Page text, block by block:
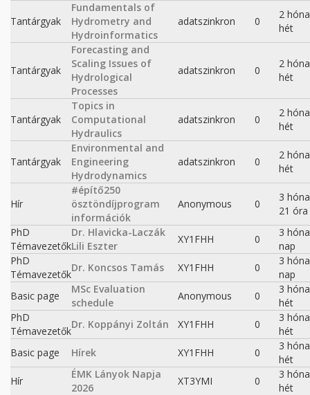
Tantárgyak
Fundamentals of
Hydrometry and
Hydroinformatics
adatszinkron 0
2
hét
Tantárgyak
Forecasting and
Scaling Issues of
Hydrological
Processes
adatszinkron 0
2
hét
Tantárgyak
Topics in
Computational
Hydraulics
adatszinkron 0
2
hét
Tantárgyak
Environmental and
Engineering
Hydrodynamics
adatszinkron 0
2
hét
Hír
#építő250
ösztöndíjprogram
információk
Anonymous 0
3
21 óra
PhD
Témavezetők
Dr. Hlavicka-Laczák
Lili Eszter
XY1FHH 0
3
nap
PhD
Témavezetők
Dr. Koncsos Tamás XY1FHH 0
3
nap
Basic page
MSc Evaluation
schedule
Anonymous 0
3
hét
PhD
Témavezetők
Dr. Koppányi Zoltán XY1FHH 0
3
hét
Basic page
Hírek XY1FHH 0
3
hét
Hír
ÉMK Lányok Napja
2026
XT3YMI 0
3
hét